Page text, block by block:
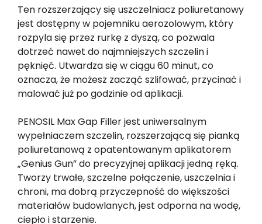
Ten rozszerzający się uszczelniacz poliuretanowy
jest dostępny w pojemniku aerozolowym, który
rozpyla się przez rurkę z dyszą, co pozwala
dotrzeć nawet do najmniejszych szczelin i
pęknięć. Utwardza się w ciągu 60 minut, co
oznacza, że możesz zacząć szlifować, przycinać i
malować już po godzinie od aplikacji.
PENOSIL Max Gap Filler jest uniwersalnym
wypełniaczem szczelin, rozszerzającą się pianką
poliuretanową z opatentowanym aplikatorem
„Genius Gun” do precyzyjnej aplikacji jedną ręką.
Tworzy trwałe, szczelne połączenie, uszczelnia i
chroni, ma dobrą przyczepność do większości
materiałów budowlanych, jest odporna na wodę,
ciepło i starzenie.